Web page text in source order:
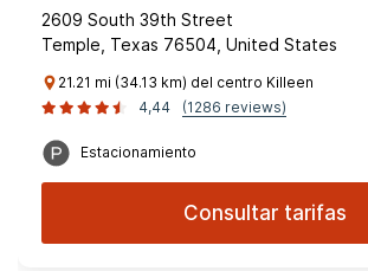
2609 South 39th Street
Temple, Texas 76504, United States
21.21 mi (34.13 km) del centro Killeen
4,44
(1286 reviews)
Estacionamiento
Consultar tarifas